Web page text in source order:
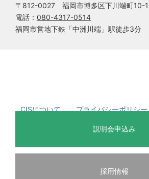
〒812-0027 福岡市博多区下川端町10-
電話： 080-4317-0514
福岡市営地下鉄「中洲川端」駅徒歩3分
CISについて プライバシーポリシー
説明会申込み
採用情報